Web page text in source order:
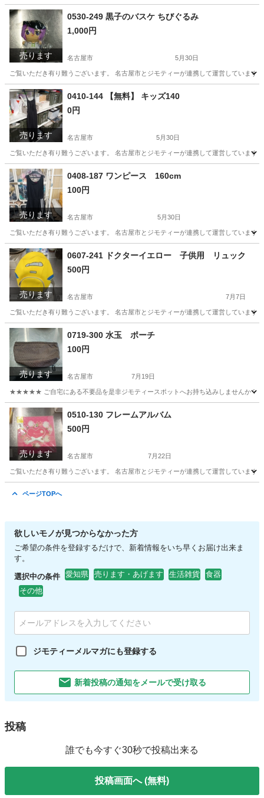
愛知 名古屋市 キッチン家電 リユース
売ります
0530-249 黒子のバスケ ちびぐるみ
1,000円
名古屋市 5月30日
ご覧いただき有り難うございます。 名古屋市とジモティーが連携して運営してい
愛知 名古屋市 リユース
売ります
0410-144 【無料】 キッズ140
0円
名古屋市 5月30日
ご覧いただき有り難うございます。 名古屋市とジモティーが連携して運営してい
愛知 名古屋市
売ります
0408-187 ワンピース 160cm
100円
名古屋市 5月30日
ご覧いただき有り難うございます。 名古屋市とジモティーが連携して運営してい
愛知 名古屋市 リユース
売ります
0607-241 ドクターイエロー 子供用 リュック
500円
名古屋市 7月7日
ご覧いただき有り難うございます。 名古屋市とジモティーが連携して運営してい
愛知 名古屋市 リユース
売ります
0719-300 水玉 ポーチ
100円
名古屋市 7月19日
★★★★★ ご自宅にある不要品を是非ジモティースポットへお持ち込みしませんか？
愛知 名古屋市
売ります
0510-130 フレームアルバム
500円
名古屋市 7月22日
ご覧いただき有り難うございます。 名古屋市とジモティーが連携して運営してい
ページTOPへ
欲しいモノが見つからなかった方
ご希望の条件を登録するだけで、新着情報をいち早くお届け出来ま
す。
選択中の条件 愛知県 売ります・あげます 生活雑貨
食器
その他
ジモティーメルマガにも登録する
新着投稿の通知をメールで受け取る
投稿
誰でも今すぐ30秒で投稿出来る
投稿画面へ (無料)